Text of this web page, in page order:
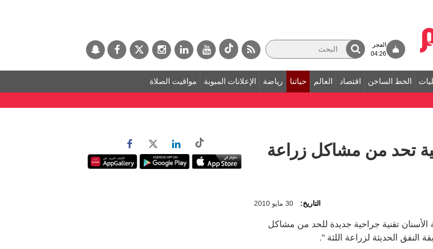
الفجر
04:26
الخط الساخن اقتصاد العالم حياتنا رياضة الإعلانات المبوبة مواقيت الصلاة
تحد من مشاكل زراعة
التاريخ: 30 مايو 2010
تقنية جراحية جديدة للحد من مشاكل
الحديثة لزراعة اللثة ".